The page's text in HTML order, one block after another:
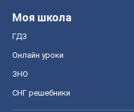
Моя школа
ГДЗ
Онлайн уроки
ЗНО
СНГ решебники